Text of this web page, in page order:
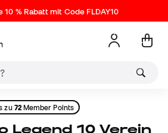
10 % Rabatt mit Code FLDAY10
zu 72Member Points